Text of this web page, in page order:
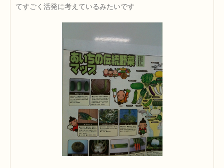
てすごく活発に考えているみたいです